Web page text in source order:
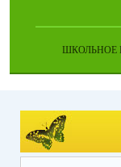
ШКОЛЬНОЕ